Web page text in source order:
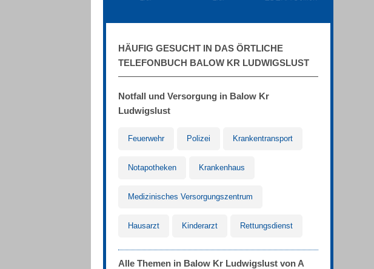
HÄUFIG GESUCHT IN DAS ÖRTLICHE
TELEFONBUCH BALOW KR LUDWIGSLUST
Notfall und Versorgung in Balow Kr
Ludwigslust
Feuerwehr Polizei Krankentransport
Notapotheken Krankenhaus
Medizinisches Versorgungszentrum
Hausarzt Kinderarzt Rettungsdienst
Alle Themen in Balow Kr Ludwigslust von A